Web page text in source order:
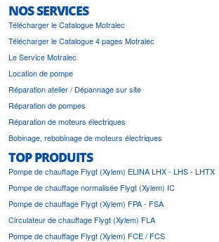
NOS SERVICES
Télécharger le Catalogue Motralec
Télécharger le Catalogue 4 pages Motralec
Le Service Motralec
Location de pompe
Réparation atelier / Dépannage sur site
Réparation de pompes
Réparation de moteurs électriques
Bobinage, rebobinage de moteurs électriques
TOP PRODUITS
Pompe de chauffage Flygt (Xylem) ELINA LHX - LHS - LHTX
Pompe de chauffage normalisée Flygt (Xylem) IC
Pompe de chauffage Flygt (Xylem) FPA - FSA
Circulateur de chauffage Flygt (Xylem) FLA
Pompe de chauffage Flygt (Xylem) FCE / FCS